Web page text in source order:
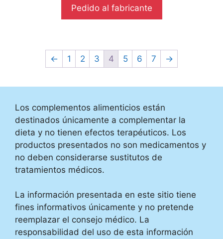
e
Pedido al fabricante
← 1 2 3 4 5 6 7 →
Los complementos alimenticios están
destinados únicamente a complementar la
dieta y no tienen efectos terapéuticos. Los
productos presentados no son medicamentos y
no deben considerarse sustitutos de
tratamientos médicos.
La información presentada en este sitio tiene
fines informativos únicamente y no pretende
reemplazar el consejo médico. La
responsabilidad del uso de esta información